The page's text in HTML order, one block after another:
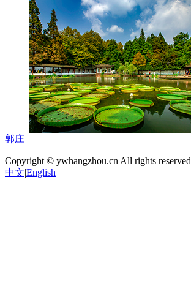
郭庄
Copyright © ywhangzhou.cn All rights reserved
中文|English